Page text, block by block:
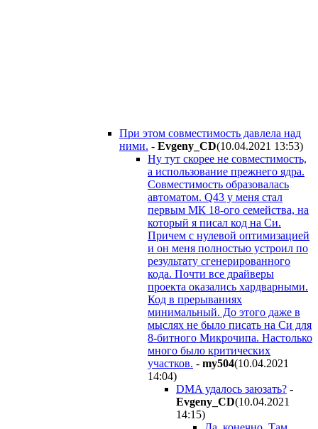
При этом совместимость давлела над
ними. - Evgeny_CD(10.04.2021 13:53)
Ну тут скорее не совместимость,
а использование прежнего ядра.
Совместимость образовалась
автоматом. Q43 у меня стал
первым МК 18-ого семейства, на
который я писал код на Си.
Причем с нулевой оптимизацией
и он меня полностью устроил по
результату сгенерированного
кода. Почти все драйверы
проекта оказались хардварными.
Код в прерываниях
минимальный. До этого даже в
мыслях не было писать на Си для
8-битного Микрочипа. Настолько
много было критических
участков. - my504(10.04.2021
14:04)
DMA удалось заюзать? -
Evgeny_CD(10.04.2021
14:15)